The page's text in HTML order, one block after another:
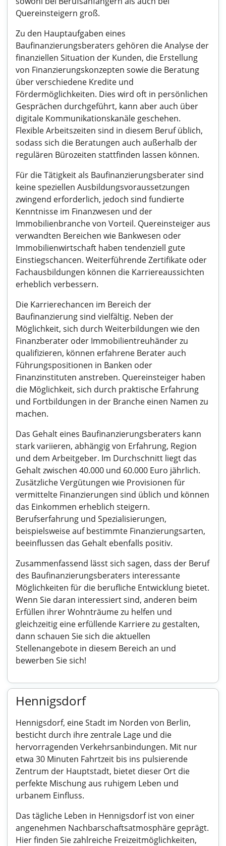
Quereinsteigern groß.
Zu den Hauptaufgaben eines
Baufinanzierungsberaters gehören die Analyse der
finanziellen Situation der Kunden, die Erstellung
von Finanzierungskonzepten sowie die Beratung
über verschiedene Kredite und
Fördermöglichkeiten. Dies wird oft in persönlichen
Gesprächen durchgeführt, kann aber auch über
digitale Kommunikationskanäle geschehen.
Flexible Arbeitszeiten sind in diesem Beruf üblich,
sodass sich die Beratungen auch außerhalb der
regulären Bürozeiten stattfinden lassen können.
Für die Tätigkeit als Baufinanzierungsberater sind
keine speziellen Ausbildungsvoraussetzungen
zwingend erforderlich, jedoch sind fundierte
Kenntnisse im Finanzwesen und der
Immobilienbranche von Vorteil. Quereinsteiger aus
verwandten Bereichen wie Bankwesen oder
Immobilienwirtschaft haben tendenziell gute
Einstiegschancen. Weiterführende Zertifikate oder
Fachausbildungen können die Karriereaussichten
erheblich verbessern.
Die Karrierechancen im Bereich der
Baufinanzierung sind vielfältig. Neben der
Möglichkeit, sich durch Weiterbildungen wie den
Finanzberater oder Immobilientreuhänder zu
qualifizieren, können erfahrene Berater auch
Führungspositionen in Banken oder
Finanzinstituten anstreben. Quereinsteiger haben
die Möglichkeit, sich durch praktische Erfahrung
und Fortbildungen in der Branche einen Namen zu
machen.
Das Gehalt eines Baufinanzierungsberaters kann
stark variieren, abhängig von Erfahrung, Region
und dem Arbeitgeber. Im Durchschnitt liegt das
Gehalt zwischen 40.000 und 60.000 Euro jährlich.
Zusätzliche Vergütungen wie Provisionen für
vermittelte Finanzierungen sind üblich und können
das Einkommen erheblich steigern.
Berufserfahrung und Spezialisierungen,
beispielsweise auf bestimmte Finanzierungsarten,
beeinflussen das Gehalt ebenfalls positiv.
Zusammenfassend lässt sich sagen, dass der Beruf
des Baufinanzierungsberaters interessante
Möglichkeiten für die berufliche Entwicklung bietet.
Wenn Sie daran interessiert sind, anderen beim
Erfüllen ihrer Wohnträume zu helfen und
gleichzeitig eine erfüllende Karriere zu gestalten,
dann schauen Sie sich die aktuellen
Stellenangebote in diesem Bereich an und
bewerben Sie sich!
Hennigsdorf
Hennigsdorf, eine Stadt im Norden von Berlin,
besticht durch ihre zentrale Lage und die
hervorragenden Verkehrsanbindungen. Mit nur
etwa 30 Minuten Fahrtzeit bis ins pulsierende
Zentrum der Hauptstadt, bietet dieser Ort die
perfekte Mischung aus ruhigem Leben und
urbanem Einfluss.
Das tägliche Leben in Hennigsdorf ist von einer
angenehmen Nachbarschaftsatmosphäre geprägt.
Hier finden Sie zahlreiche Freizeitmöglichkeiten,